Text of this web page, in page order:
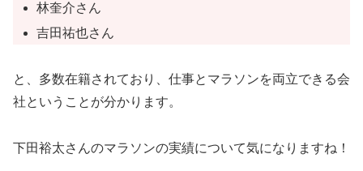
林奎介さん
吉田祐也さん
と、多数在籍されており、仕事とマラソンを両立できる会
社ということが分かります。
下田裕太さんのマラソンの実績について気になりますね！